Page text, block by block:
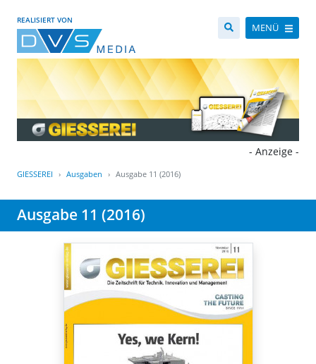
REALISIERT VON
MENÜ
- Anzeige -
GIESSEREI Ausgaben Ausgabe 11 (2016)
Ausgabe 11 (2016)